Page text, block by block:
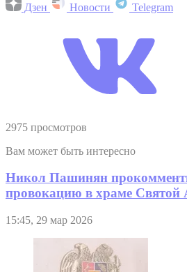
Дзен Новости Telegram
2975 просмотров
Вам может быть интересно
Никол Пашинян
провокацию в храме
15:45, 29 мар 2026